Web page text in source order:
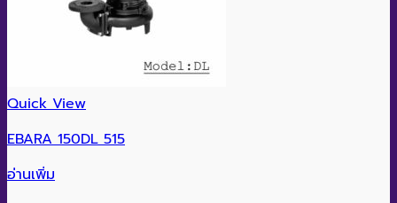
Quick View
EBARA 150DL 515
อ่านเพิ่ม